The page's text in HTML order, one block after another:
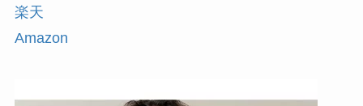
楽天
Amazon